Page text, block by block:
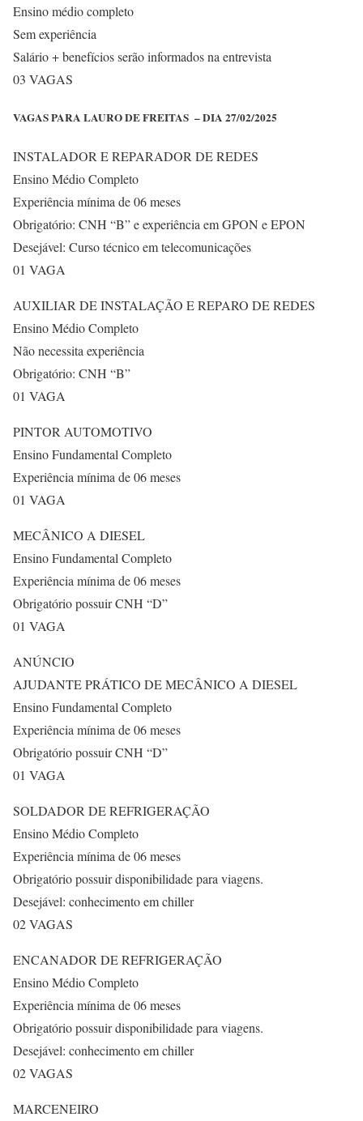
Ensino médio completo
Sem experiência
Salário + benefícios serão informados na entrevista
03 VAGAS
VAGAS PARA LAURO DE FREITAS – DIA 27/02/2025
INSTALADOR E REPARADOR DE REDES
Ensino Médio Completo
Experiência mínima de 06 meses
Obrigatório: CNH “B” e experiência em GPON e EPON
Desejável: Curso técnico em telecomunicações
01 VAGA
AUXILIAR DE INSTALAÇÃO E REPARO DE REDES
Ensino Médio Completo
Não necessita experiência
Obrigatório: CNH “B”
01 VAGA
PINTOR AUTOMOTIVO
Ensino Fundamental Completo
Experiência mínima de 06 meses
01 VAGA
MECÂNICO A DIESEL
Ensino Fundamental Completo
Experiência mínima de 06 meses
Obrigatório possuir CNH “D”
01 VAGA
ANÚNCIO
AJUDANTE PRÁTICO DE MECÂNICO A DIESEL
Ensino Fundamental Completo
Experiência mínima de 06 meses
Obrigatório possuir CNH “D”
01 VAGA
SOLDADOR DE REFRIGERAÇÃO
Ensino Médio Completo
Experiência mínima de 06 meses
Obrigatório possuir disponibilidade para viagens.
Desejável: conhecimento em chiller
02 VAGAS
ENCANADOR DE REFRIGERAÇÃO
Ensino Médio Completo
Experiência mínima de 06 meses
Obrigatório possuir disponibilidade para viagens.
Desejável: conhecimento em chiller
02 VAGAS
MARCENEIRO